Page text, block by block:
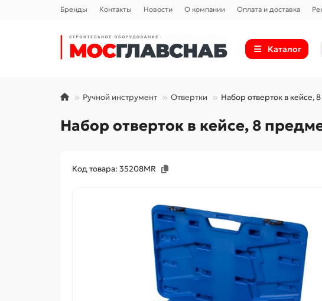
Бренды Контакты Новости О компании Оплата и доставка
Каталог
Ручной инструмент Отвертки Набор отверток в кейсе,
Набор отверток в кейсе, 8
Код товара: 35208MR